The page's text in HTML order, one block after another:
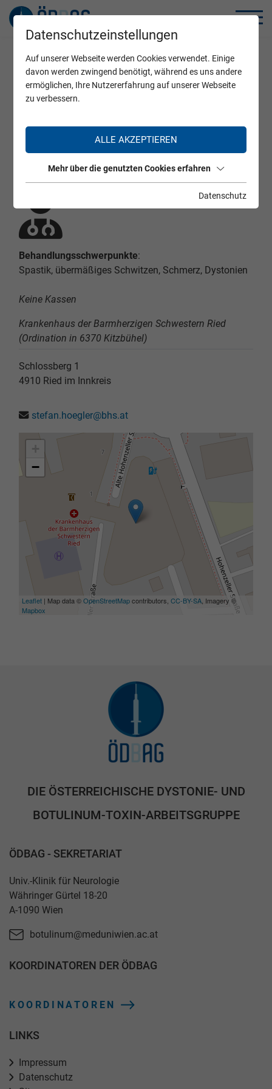
Home Zertifizierte Ärzte
Dr. Stefan Högler
Behandlungsschwerpunkte:
Spastik, übermäßiges Schwitzen, Schmerz, Dystonien
Keine Kassen
Krankenhaus der Barmherzigen Schwestern Ried
(Ordination in 6370 Kitzbühel)
Schlossberg 1
4910 Ried im Innkreis
stefan.hoegler@bhs.at
−
Leaflet | Map data ©OpenStreetMapcontributors,CC-BY-SA , Imagery ©
Mapbox
DIE ÖSTERREICHISCHE DYSTONIE- UND
BOTULINUM-TOXIN-ARBEITSGRUPPE
ÖDBAG - SEKRETARIAT
Univ.-Klinik für Neurologie
Währinger Gürtel 18-20
A-1090 Wien
botulinum@meduniwien.ac.at
KOORDINATOREN DER ÖDBAG
KOORDINATOREN
LINKS
Impressum
Datenschutz
Datenschutzeinstellungen
Auf unserer Webseite werden Cookies verwendet. Einige
davon werden zwingend benötigt, während es uns andere
ermöglichen, Ihre Nutzererfahrung auf unserer Webseite
zu verbessern.
ALLE AKZEPTIEREN
Mehr über die genutzten Cookies erfahren
Datenschutz